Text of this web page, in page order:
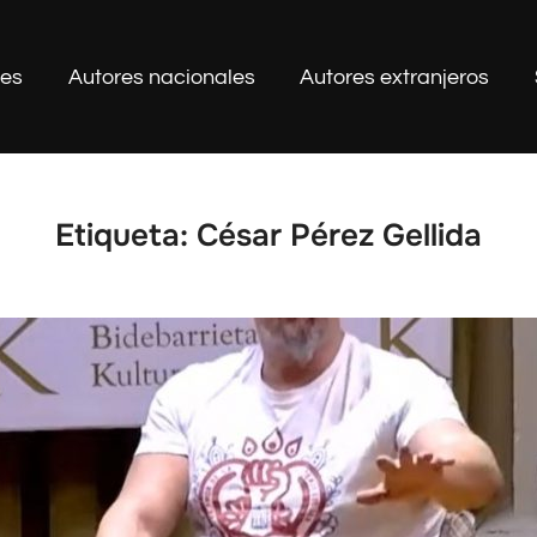
Autores nacionales Autores extranjeros
Etiqueta: César Pérez Gellida